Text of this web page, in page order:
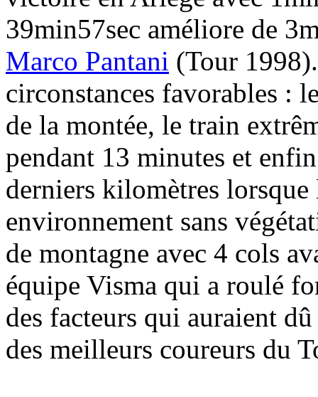
39min57sec améliore de
Marco Pantani (Tour
circonstances favorables :
de la montée, le train
pendant 13 minutes et
derniers kilomètres
environnement sans
de montagne avec 4 cols
équipe Visma qui a roulé
des facteurs qui auraient
des meilleurs coureurs du